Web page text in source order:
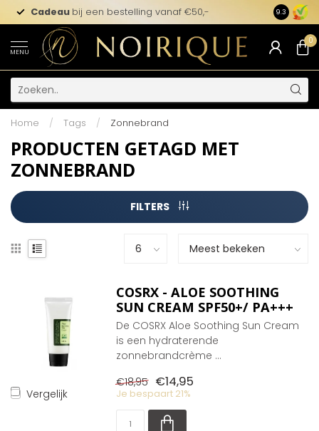
Cadeau bij een bestelling vanaf €50,- 9.3
MENU
0
Home / Tags / Zonnebrand
PRODUCTEN GETAGD MET
ZONNEBRAND
FILTERS
Vergelijk
COSRX - ALOE SOOTHING
SUN CREAM SPF50+/ PA+++
De COSRX Aloe Soothing Sun Cream
is een hydraterende
zonnebrandcrème ...
€18,95 €14,95
Je bespaart 21%